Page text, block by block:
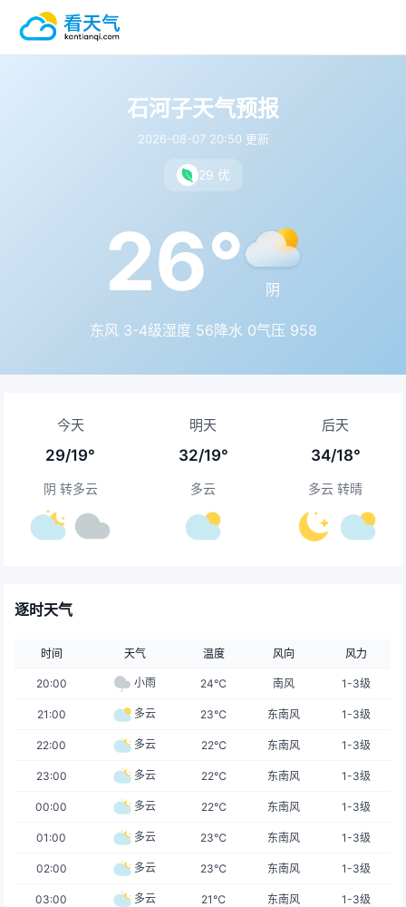
石河子天气预报
2026-08-07 20:50 更新
29 优
26° 阴
东风 3-4级湿度 56降水 0气压 958
今天
29/19°
阴 转多云
明天
32/19°
多云
后天
34/18°
多云 转晴
逐时天气
时间 天气 温度 风向 风力
20:00 小雨 24℃ 南风 1-3级
21:00 多云 23℃ 东南风 1-3级
22:00 多云 22℃ 东南风 1-3级
23:00 多云 22℃ 东南风 1-3级
00:00 多云 22℃ 东南风 1-3级
01:00 多云 23℃ 东南风 1-3级
02:00 多云 23℃ 东南风 1-3级
03:00 多云 21℃ 东南风 1-3级